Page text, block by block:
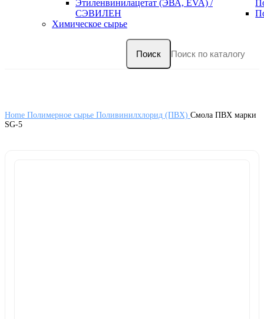
Этиленвинилацетат (ЭВА, EVA) /
СЭВИЛЕН
Химическое сырье
Поиск
Home Полимерное сырье Поливинилхлорид (ПВХ) Смола ПВХ марки
SG-5